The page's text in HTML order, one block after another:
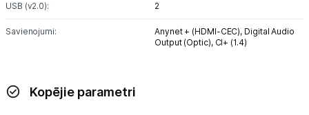
USB (v2.0): 2
Savienojumi: Anynet + (HDMI-CEC), Digital Audio
Output (Optic), CI+ (1.4)
Kopējie parametri